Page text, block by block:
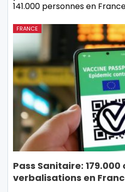
141.000 personnes en
FRANCE
Pass Sanitaire: 179.000
verbalisations en